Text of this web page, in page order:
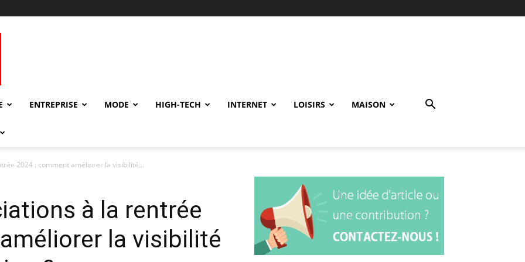
ENTREPRISE MODE HIGH-TECH INTERNET LOISIRS MAISON
2024 : comment améliorer la visibilité...
à la rentrée
la visibilité